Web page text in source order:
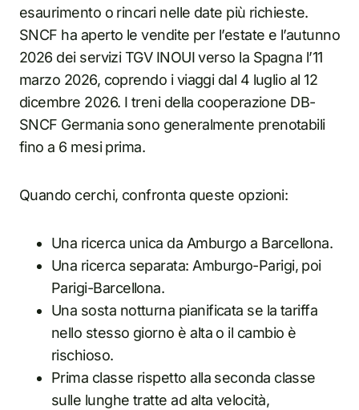
esaurimento o rincari nelle date più richieste.
SNCF ha aperto le vendite per l’estate e l’autunno
2026 dei servizi TGV INOUI verso la Spagna l’11
marzo 2026, coprendo i viaggi dal 4 luglio al 12
dicembre 2026. I treni della cooperazione DB-
SNCF Germania sono generalmente prenotabili
fino a 6 mesi prima.
Quando cerchi, confronta queste opzioni:
Una ricerca unica da Amburgo a Barcellona.
Una ricerca separata: Amburgo-Parigi, poi
Parigi-Barcellona.
Una sosta notturna pianificata se la tariffa
nello stesso giorno è alta o il cambio è
rischioso.
Prima classe rispetto alla seconda classe
sulle lunghe tratte ad alta velocità,